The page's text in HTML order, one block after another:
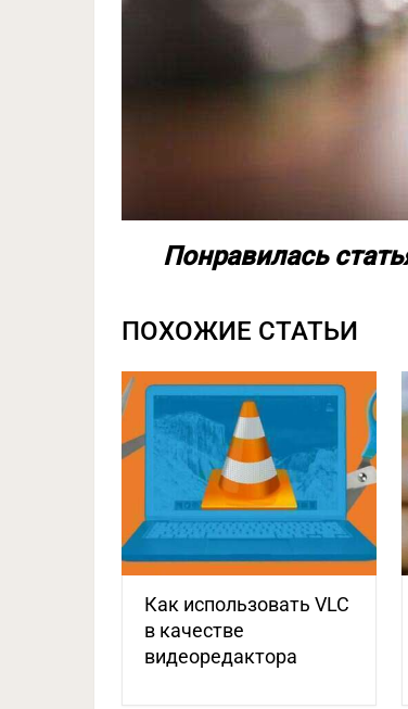
Понравилась
ПОХОЖИЕ СТАТЬИ
Как использовать VLC
в качестве
видеоредактора